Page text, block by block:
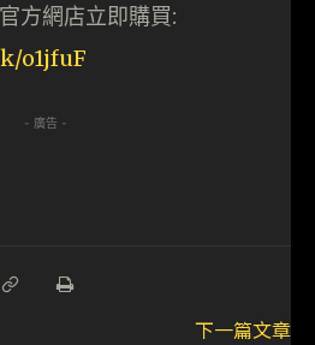
方網店立即購買:
o1jfuF
- 廣告 -
下一篇文章